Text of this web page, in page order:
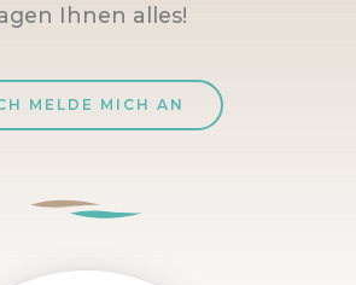
Ihnen alles!
MELDE MICH AN